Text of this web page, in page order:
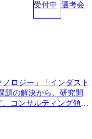
モチベーション管理システ
www.youtube.com/watc
を維持し、急成長中であ
創業から黒字経営。年間
public/images/
https://storage.
20251030164946_dc0888
ることが可能 社内転職
受付中 選考会
ロジー」「インダスト
題の解決から、研究開
コンサルティング領域
盤を築いており、Fortu
えている 手掛けたプロ